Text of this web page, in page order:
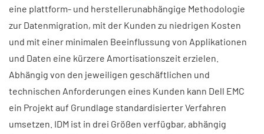
eine plattform- und herstellerunabhängige Methodologie
zur Datenmigration, mit der Kunden zu niedrigen Kosten
und mit einer minimalen Beeinflussung von Applikationen
und Daten eine kürzere Amortisationszeit erzielen.
Abhängig von den jeweiligen geschäftlichen und
technischen Anforderungen eines Kunden kann Dell EMC
ein Projekt auf Grundlage standardisierter Verfahren
umsetzen. IDM ist in drei Größen verfügbar, abhängig